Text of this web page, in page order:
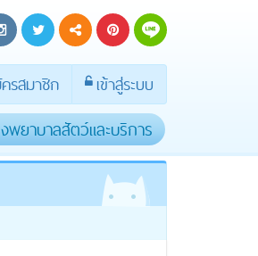
รสมาชิก
เข้าสู่ระบบ
พยาบาลสัตว์และบริการ